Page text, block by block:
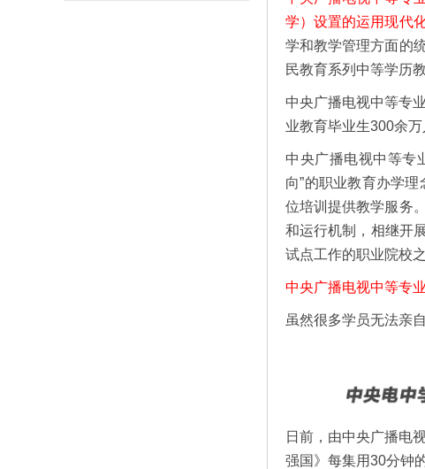
学）设置的运用现代
学和教学管理方面的
民教育系列中等学历
中央广播电视中等专
业教育毕业生300余万
中央广播电视中等专
向”的职业教育办学
位培训提供教学服务
和运行机制，相继开
试点工作的职业院校之
中央广播电视中等专
虽然很多学员无法亲
日前，由中央广播电
强国》每集用30分钟